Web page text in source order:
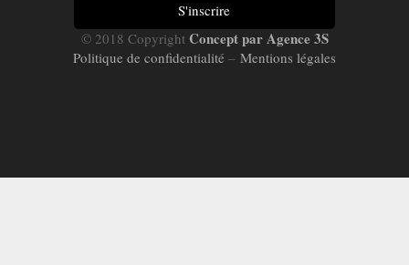
© 2018 Copyright Concept par Agence 3S
Politique de confidentialité – Mentions légales